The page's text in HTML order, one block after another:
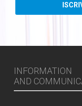
INFORMATION
AND